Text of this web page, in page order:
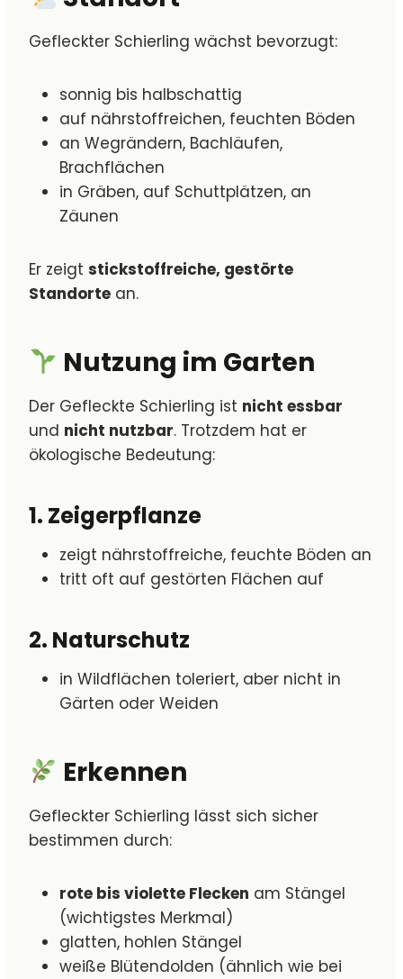
Gefleckter Schierling wächst bevorzugt:
sonnig bis halbschattig
auf nährstoffreichen, feuchten Böden
an Wegrändern, Bachläufen,
Brachflächen
in Gräben, auf Schuttplätzen, an
Zäunen
Er zeigt stickstoffreiche, gestörte
Standorte an.
Nutzung im Garten
Der Gefleckte Schierling ist nicht essbar
und nicht nutzbar. Trotzdem hat er
ökologische Bedeutung:
1. Zeigerpflanze
zeigt nährstoffreiche, feuchte Böden an
tritt oft auf gestörten Flächen auf
2. Naturschutz
in Wildflächen toleriert, aber nicht in
Gärten oder Weiden
Erkennen
Gefleckter Schierling lässt sich sicher
bestimmen durch:
rote bis violette Flecken am Stängel
(wichtigstes Merkmal)
glatten, hohlen Stängel
weiße Blütendolden (ähnlich wie bei